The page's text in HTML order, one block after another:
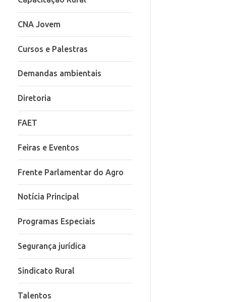
CNA Jovem
Cursos e Palestras
Demandas ambientais
Diretoria
FAET
Feiras e Eventos
Frente Parlamentar do Agro
Notícia Principal
Programas Especiais
Segurança jurídica
Sindicato Rural
Talentos